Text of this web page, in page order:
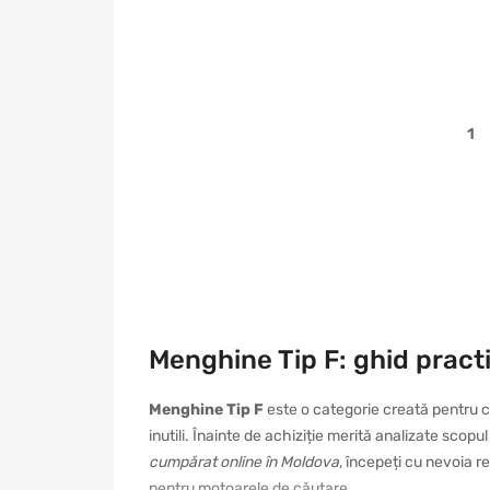
1
Menghine Tip F: ghid
Menghine Tip F este o categorie creată pentru
inutili. Înainte de achiziție merită analizate
cumpărat online în Moldova, începeți cu nevoia